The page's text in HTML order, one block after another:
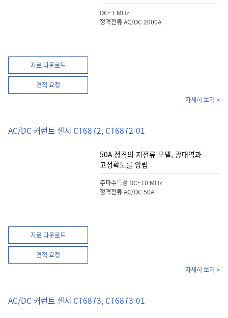
자료 다운로드
견적 요청
DC~1 MHz
정격전류 AC/DC 2000A
자세히 보기 >
AC/DC 커런트 센서 CT6872, CT6872-01
자료 다운로드
견적 요청
50A 정격의 저전류 모델, 광대역과
고정확도를 양립
주파수특성 DC~10 MHz
정격전류 AC/DC 50A
자세히 보기 >
AC/DC 커런트 센서 CT6873, CT6873-01